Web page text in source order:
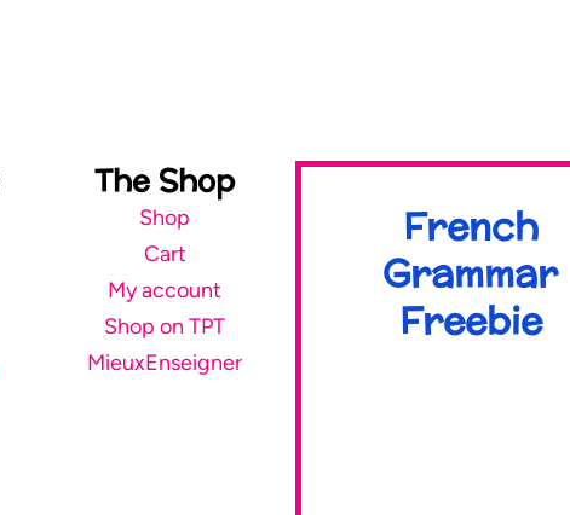
The Shop
Shop
Cart
My account
Shop on TPT
MieuxEnseigner
French
Grammar
Freebie